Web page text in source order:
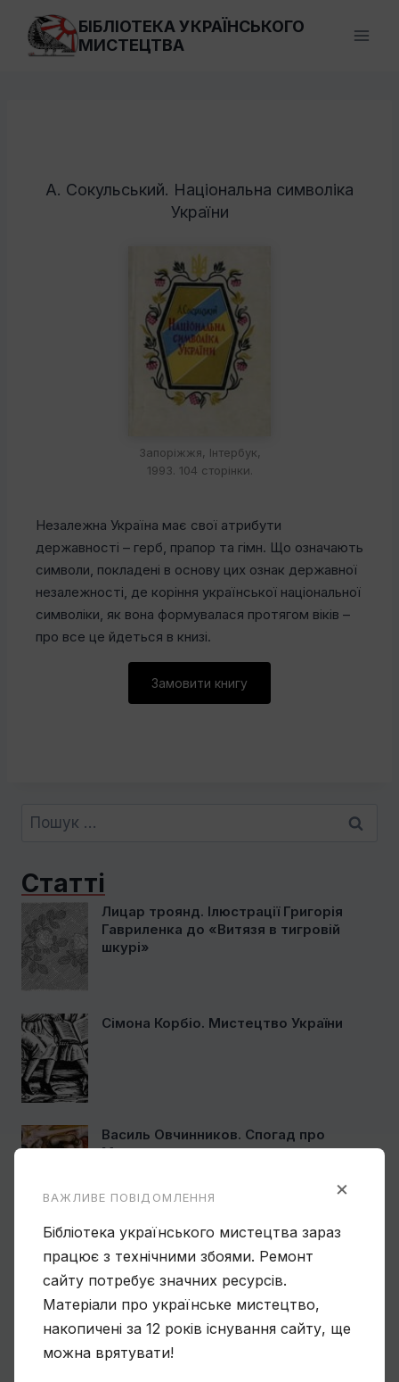
Перейти
вмісту
БІБЛІОТЕКА УКРАЇНСЬКОГО
МИСТЕЦТВА
А. Сокульський. Національна символіка
України
Запоріжжя, Інтербук,
1993. 104 сторінки.
Незалежна Україна має свої атрибути
державності – герб, прапор та гімн. Що означають
символи, покладені в основу цих ознак державної
незалежності, де коріння української національної
символіки, як вона формувалася протягом віків –
про все це йдеться в книзі.
Замовити книгу
Пошук:
Статті
Лицар троянд. Ілюстрації Григорія
Гавриленка до «Витязя в тигровій
шкурі»
Сімона Корбіо. Мистецтво України
Василь Овчинников. Спогад про
Мексику
«Енеїда»
Чому Віктор Замирайло український
×
ВАЖЛИВЕ ПОВІДОМЛЕННЯ
Бібліотека українського мистецтва зараз
працює з технічними збоями. Ремонт
сайту потребує значних ресурсів.
Матеріали про українське мистецтво,
накопичені за 12 років існування сайту, ще
можна врятувати!